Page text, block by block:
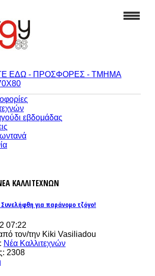
εβδομάδας
ΚΑΛΛΙΤΕΧΝΩΝ
για παράνομο τζόγο!
07:22
τον/την Kiki Vasiliadou
Νέα Καλλιτεχνών
2308